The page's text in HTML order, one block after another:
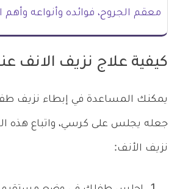
معقم الجروح، فوائده وأنواعه وأهم
كيفية علاج نزيف الانف
يمكنك المساعدة في إبطاء نزيف
جعله يجلس على كرسي، واتباع هذه
نزيف الأنف: